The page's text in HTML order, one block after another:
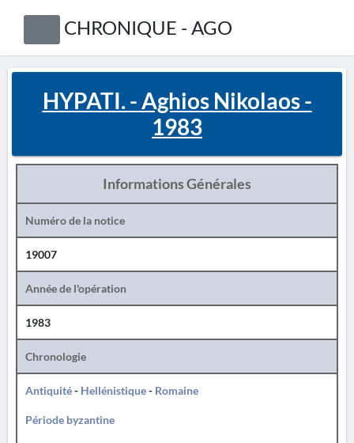
CHRONIQUE - AGO
HYPATI. - Aghios Nikolaos -
1983
Informations Générales
Numéro de la notice
19007
Année de l'opération
1983
Chronologie
Antiquité- Hellénistique- Romaine
Période byzantine